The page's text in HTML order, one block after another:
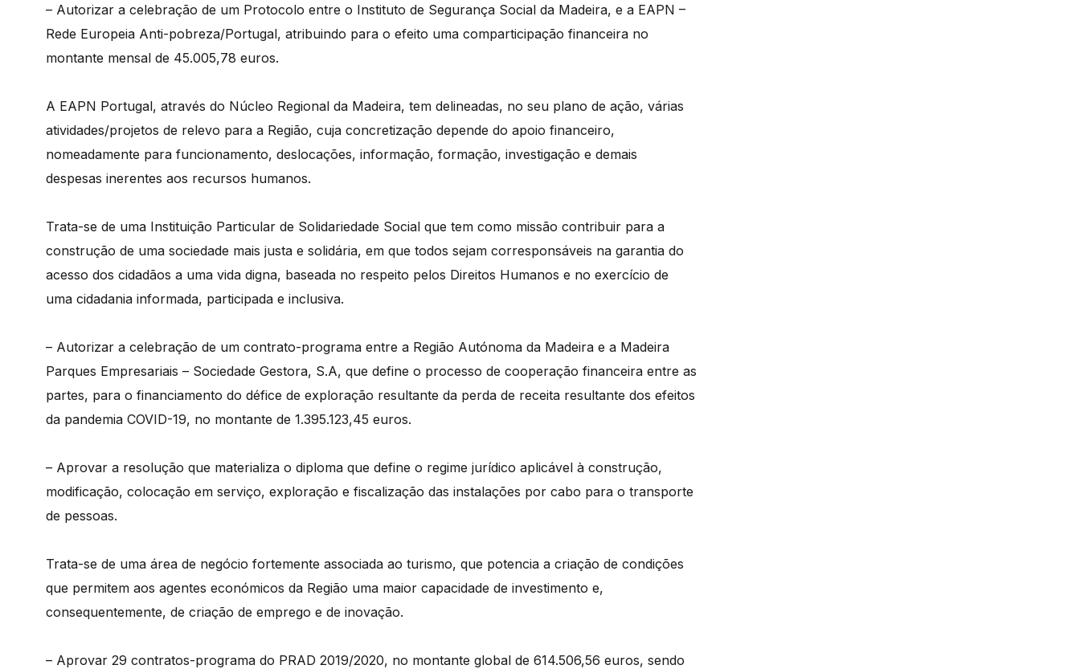
– Autorizar a celebração de um Protocolo entre o Instituto de Segurança Social da Madeira, e a EAPN –
Rede Europeia Anti-pobreza/Portugal, atribuindo para o efeito uma comparticipação financeira no
montante mensal de 45.005,78 euros.
A EAPN Portugal, através do Núcleo Regional da Madeira, tem delineadas, no seu plano de ação, várias
atividades/projetos de relevo para a Região, cuja concretização depende do apoio financeiro,
nomeadamente para funcionamento, deslocações, informação, formação, investigação e demais
despesas inerentes aos recursos humanos.
Trata-se de uma Instituição Particular de Solidariedade Social que tem como missão contribuir para a
construção de uma sociedade mais justa e solidária, em que todos sejam corresponsáveis na garantia do
acesso dos cidadãos a uma vida digna, baseada no respeito pelos Direitos Humanos e no exercício de
uma cidadania informada, participada e inclusiva.
– Autorizar a celebração de um contrato-programa entre a Região Autónoma da Madeira e a Madeira
Parques Empresariais – Sociedade Gestora, S.A, que define o processo de cooperação financeira entre as
partes, para o financiamento do défice de exploração resultante da perda de receita resultante dos efeitos
da pandemia COVID-19, no montante de 1.395.123,45 euros.
– Aprovar a resolução que materializa o diploma que define o regime jurídico aplicável à construção,
modificação, colocação em serviço, exploração e fiscalização das instalações por cabo para o transporte
de pessoas.
Trata-se de uma área de negócio fortemente associada ao turismo, que potencia a criação de condições
que permitem aos agentes económicos da Região uma maior capacidade de investimento e,
consequentemente, de criação de emprego e de inovação.
– Aprovar 29 contratos-programa do PRAD 2019/2020, no montante global de 614.506,56 euros, sendo